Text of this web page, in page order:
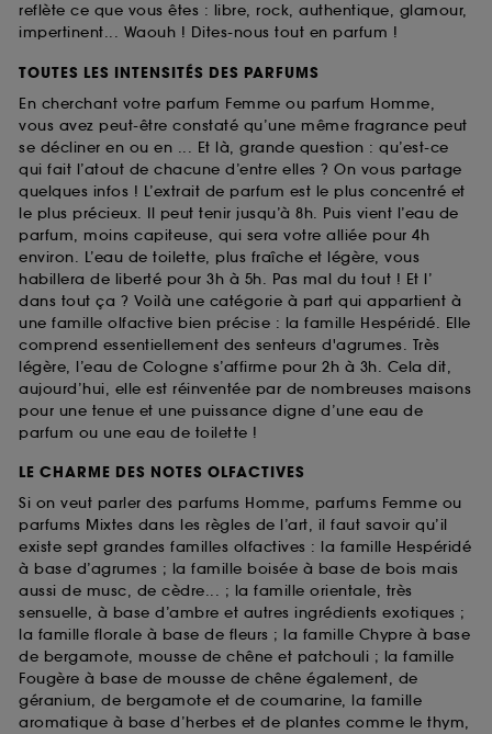
reflète ce que vous êtes : libre, rock, authentique, glamour,
impertinent... Waouh ! Dites-nous tout en parfum !
TOUTES LES INTENSITÉS DES PARFUMS
En cherchant votre parfum Femme ou parfum Homme,
vous avez peut-être constaté qu’une même fragrance peut
se décliner en ou en ... Et là, grande question : qu’est-ce
qui fait l’atout de chacune d’entre elles ? On vous partage
quelques infos ! L’extrait de parfum est le plus concentré et
le plus précieux. Il peut tenir jusqu’à 8h. Puis vient l’eau de
parfum, moins capiteuse, qui sera votre alliée pour 4h
environ. L’eau de toilette, plus fraîche et légère, vous
habillera de liberté pour 3h à 5h. Pas mal du tout ! Et l’
dans tout ça ? Voilà une catégorie à part qui appartient à
une famille olfactive bien précise : la famille Hespéridé. Elle
comprend essentiellement des senteurs d'agrumes. Très
légère, l’eau de Cologne s’affirme pour 2h à 3h. Cela dit,
aujourd’hui, elle est réinventée par de nombreuses maisons
pour une tenue et une puissance digne d’une eau de
parfum ou une eau de toilette !
LE CHARME DES NOTES OLFACTIVES
Si on veut parler des parfums Homme, parfums Femme ou
parfums Mixtes dans les règles de l’art, il faut savoir qu’il
existe sept grandes familles olfactives : la famille Hespéridé
à base d’agrumes ; la famille boisée à base de bois mais
aussi de musc, de cèdre... ; la famille orientale, très
sensuelle, à base d’ambre et autres ingrédients exotiques ;
la famille florale à base de fleurs ; la famille Chypre à base
de bergamote, mousse de chêne et patchouli ; la famille
Fougère à base de mousse de chêne également, de
géranium, de bergamote et de coumarine, la famille
aromatique à base d’herbes et de plantes comme le thym,